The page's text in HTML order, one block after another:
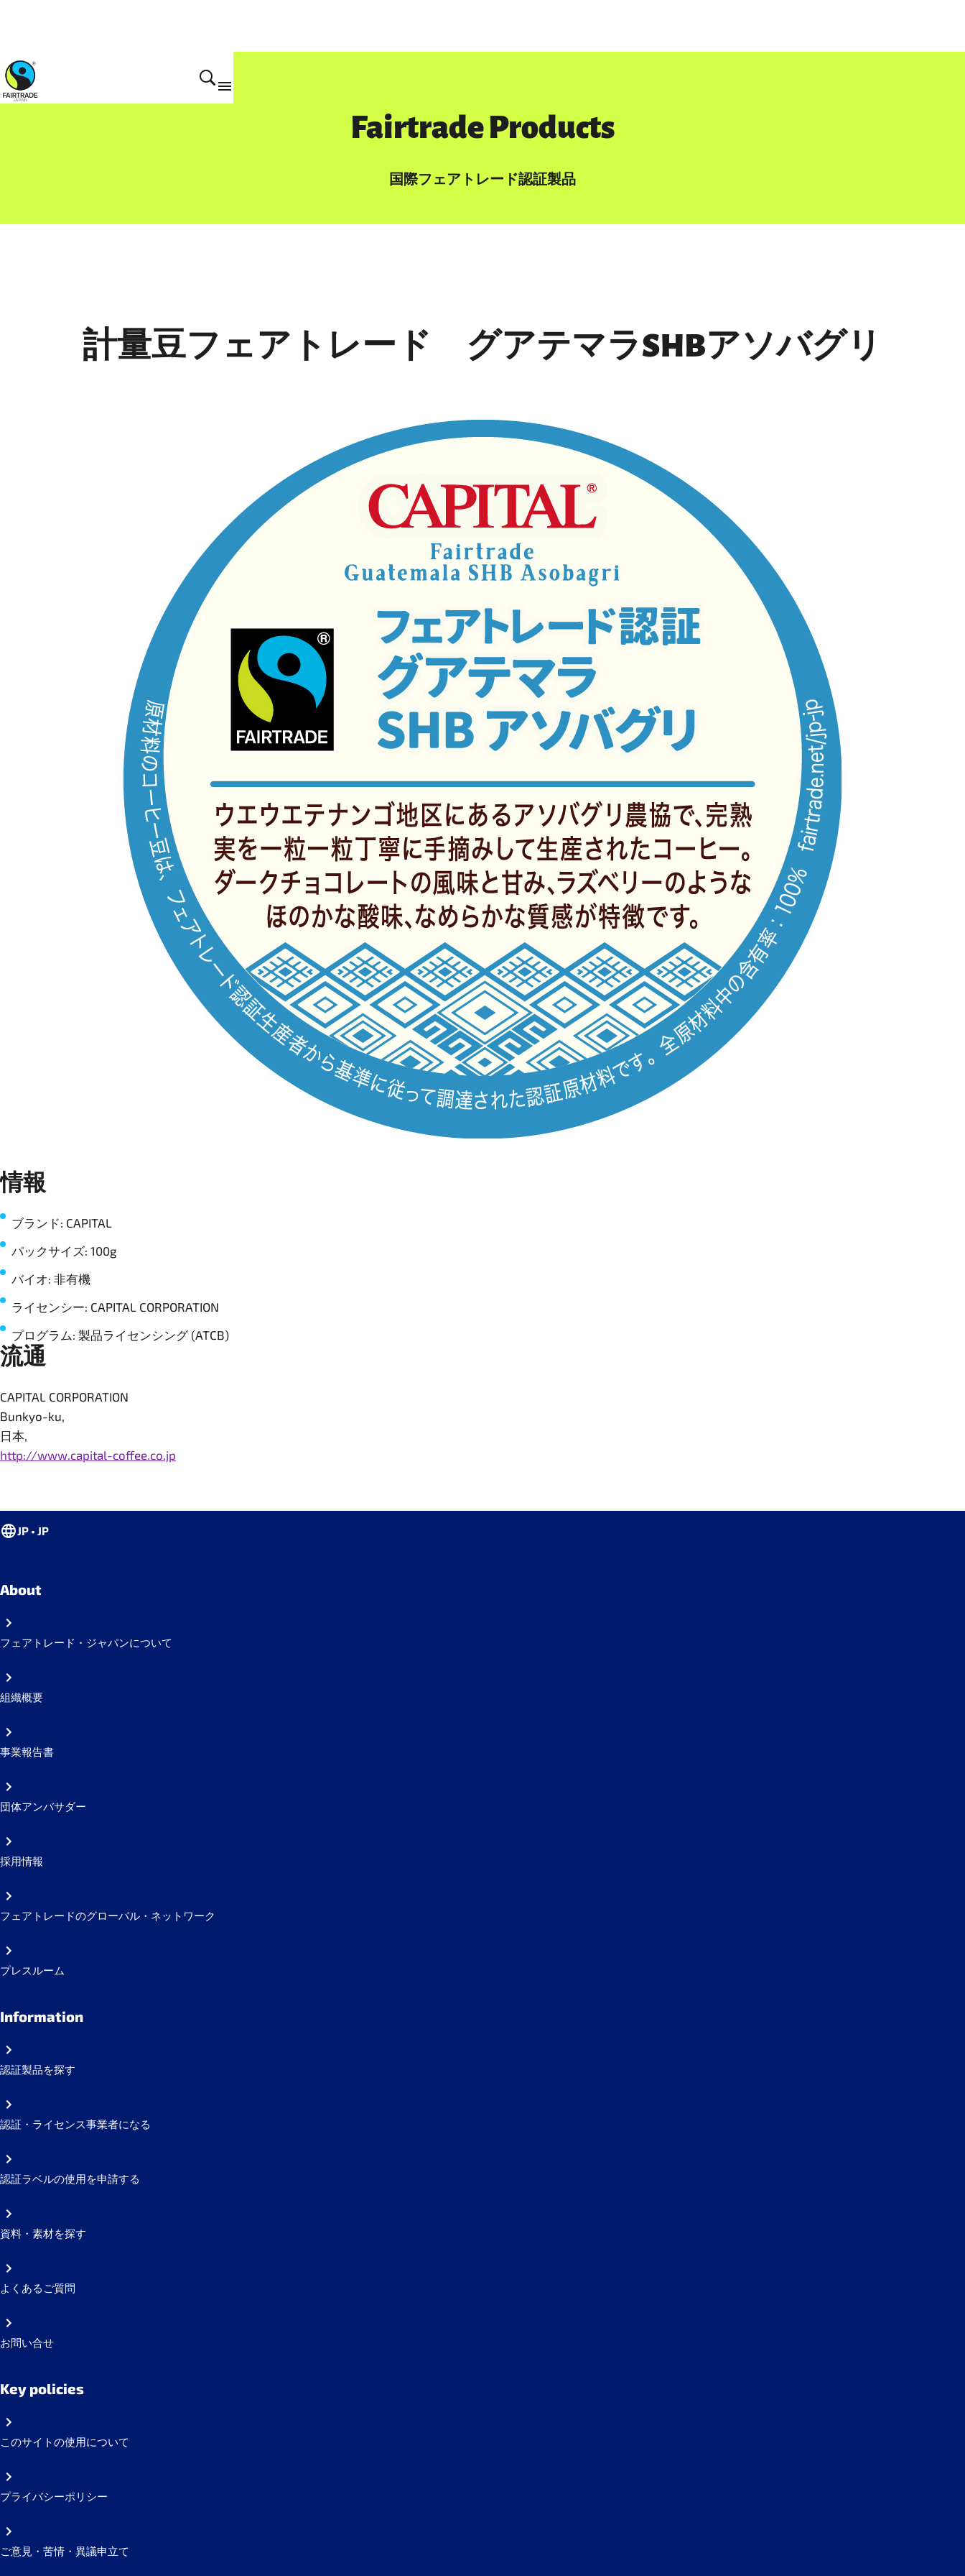
Fairtrade Products
国際フェアトレード認証製品
計量豆フェアトレード グアテマラSHBアソバグリ
情報
ブランド: CAPITAL
パックサイズ: 100g
バイオ: 非有機
ライセンシー: CAPITAL CORPORATION
プログラム: 製品ライセンシング (ATCB)
流通
CAPITAL CORPORATION
Bunkyo-ku,
日本,
http://www.capital-coffee.co.jp
JP • JP
About
フェアトレード・ジャパンについて
組織概要
事業報告書
団体アンバサダー
採用情報
フェアトレードのグローバル・ネットワーク
プレスルーム
Information
認証製品を探す
認証・ライセンス事業者になる
認証ラベルの使用を申請する
資料・素材を探す
よくあるご質問
お問い合せ
Key policies
このサイトの使用について
プライバシーポリシー
ご意見・苦情・異議申立て